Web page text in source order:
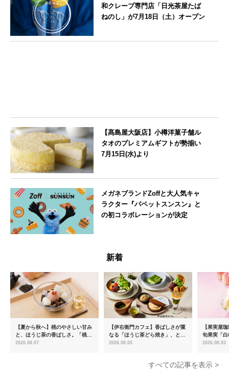
和クレープ専門店「日光茶屋たば
ねのし」が7月18日（土）オープン
【髙島屋大阪店】小樽洋菓子舗ル
タオのプレミアムギフトが勢揃い
7月15日(水)より
メガネブランドZoffと大人気キャ
ラクター『パペットスンスン』と
の初コラボレーションが決定
新着
【夏から秋へ】桃のやさしい甘み
と、ほうじ茶の香ばしさ。「桃と
ほうじ茶のあんみつ」を8月中旬
2026.08.07
【伊右衛門カフェ】香ばしさが重
なる「ほうじ茶どら焼き」、とろ
ける「宇治抹茶ティラミス」が新
2026.08.05
【果実屋
旬果実「
限定販売
2026.08.03
すべての記事を表示 >